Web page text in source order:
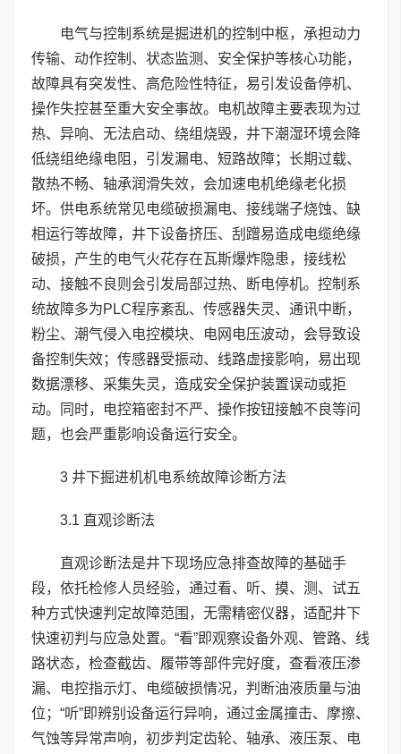
电气与控制系统是掘进机的控制中枢，承担动力
传输、动作控制、状态监测、安全保护等核心功能，
故障具有突发性、高危险性特征，易引发设备停机、
操作失控甚至重大安全事故。电机故障主要表现为过
热、异响、无法启动、绕组烧毁，井下潮湿环境会降
低绕组绝缘电阻，引发漏电、短路故障；长期过载、
散热不畅、轴承润滑失效，会加速电机绝缘老化损
坏。供电系统常见电缆破损漏电、接线端子烧蚀、缺
相运行等故障，井下设备挤压、刮蹭易造成电缆绝缘
破损，产生的电气火花存在瓦斯爆炸隐患，接线松
动、接触不良则会引发局部过热、断电停机。控制系
统故障多为PLC程序紊乱、传感器失灵、通讯中断，
粉尘、潮气侵入电控模块、电网电压波动，会导致设
备控制失效；传感器受振动、线路虚接影响，易出现
数据漂移、采集失灵，造成安全保护装置误动或拒
动。同时，电控箱密封不严、操作按钮接触不良等问
题，也会严重影响设备运行安全。
3 井下掘进机机电系统故障诊断方法
3.1 直观诊断法
直观诊断法是井下现场应急排查故障的基础手
段，依托检修人员经验，通过看、听、摸、测、试五
种方式快速判定故障范围，无需精密仪器，适配井下
快速初判与应急处置。“看”即观察设备外观、管路、线
路状态，检查截齿、履带等部件完好度，查看液压渗
漏、电控指示灯、电缆破损情况，判断油液质量与油
位；“听”即辨别设备运行异响，通过金属撞击、摩擦、
气蚀等异常声响，初步判定齿轮、轴承、液压泵、电